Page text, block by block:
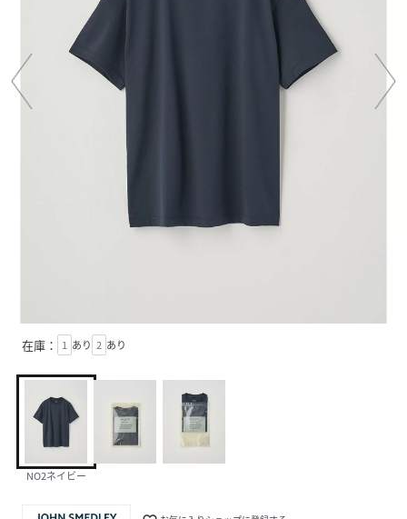
在庫： 1 あり 2 あり
NO2ネイビー